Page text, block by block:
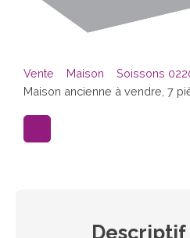
Vente Maison
Soissons
Maison ancienne à vendre, 7
Descriptif